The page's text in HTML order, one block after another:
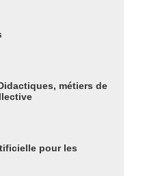
métiers de
pour les